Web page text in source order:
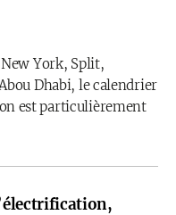
York, Split,
Dhabi, le calendrier
est particulièrement